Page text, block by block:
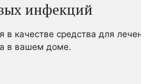
инфекций
в качестве средства для
в вашем доме.